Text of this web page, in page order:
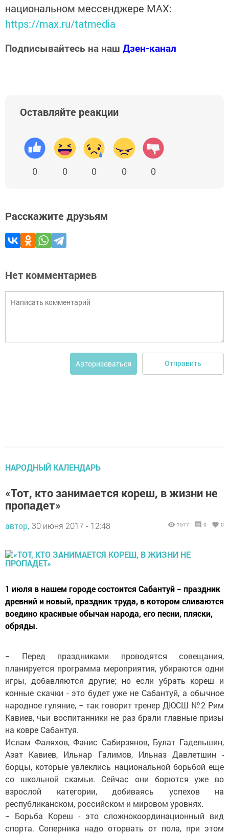
национальном мессенджере MАХ:
https://max.ru/tatmedia
Подписывайтесь на наш Дзен-канал
Оставляйте реакции
0 0 0 0 0
Расскажите друзьям
Нет комментариев
Авторизоваться Отправить
НАРОДНЫЙ КАЛЕНДАРЬ
«Тот, кто занимается кореш, в жизни не
пропадет»
автор, 30 июня 2017 - 12:48 1577 0 0
1 июля в нашем городе состоится Сабантуй − праздник
древний и новый, праздник труда, в котором сливаются
воедино красивые обычаи народа, его песни, пляски,
обряды.
− Перед праздниками проводятся совещания,
планируется программа мероприятия, убираются одни
игры, добавляются другие; но если убрать кореш и
конные скачки - это будет уже не Сабантуй, а обычное
народное гуляние, − так говорит тренер ДЮСШ №2 Рим
Кавиев, чьи воспитанники не раз брали главные призы
на ковре Сабантуя.
Ислам Фаляхов, Фанис Сабирзянов, Булат Гадельшин,
Азат Кавиев, Ильнар Галимов, Ильназ Давлетшин -
борцы, которые увлеклись национальной борьбой еще
со школьной скамьи. Сейчас они борются уже во
взрослой категории, добиваясь успехов на
республиканском, российском и мировом уровнях.
− Борьба Кореш - это сложнокоординационный вид
спорта. Соперника надо оторвать от пола, при этом